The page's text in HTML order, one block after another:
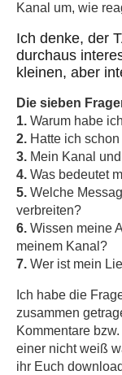
Kanal um, wie
Ich denke, der
durchaus
kleinen, aber
Die sieben
1. Warum habe
2. Hatte ich
3. Mein Kanal
4. Was bedeutet
5. Welche
verbreiten?
6. Wissen meine
meinem Kanal?
7. Wer ist mein
Ich habe die
zusammen
Kommentare
einer nicht weiß
ihr Euch